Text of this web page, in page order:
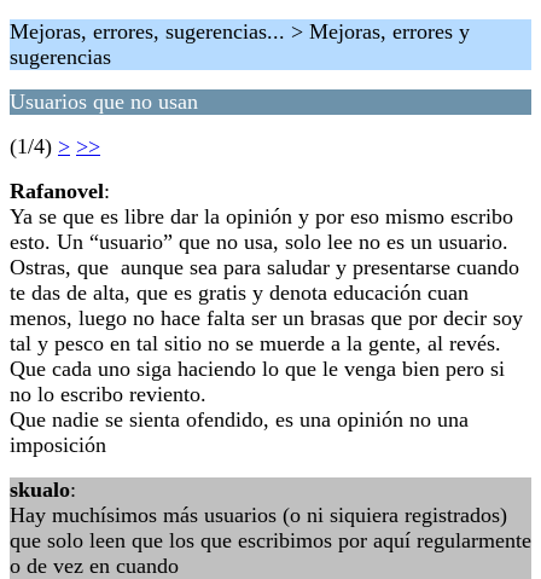
Mejoras, errores, sugerencias... > Mejoras, errores y
sugerencias
Usuarios que no usan
(1/4) > >>
Rafanovel:
Ya se que es libre dar la opinión y por eso mismo escribo
esto. Un “usuario” que no usa, solo lee no es un usuario.
Ostras, que aunque sea para saludar y presentarse cuando
te das de alta, que es gratis y denota educación cuan
menos, luego no hace falta ser un brasas que por decir soy
tal y pesco en tal sitio no se muerde a la gente, al revés.
Que cada uno siga haciendo lo que le venga bien pero si
no lo escribo reviento.
Que nadie se sienta ofendido, es una opinión no una
imposición
skualo:
Hay muchísimos más usuarios (o ni siquiera registrados)
que solo leen que los que escribimos por aquí regularmente
o de vez en cuando